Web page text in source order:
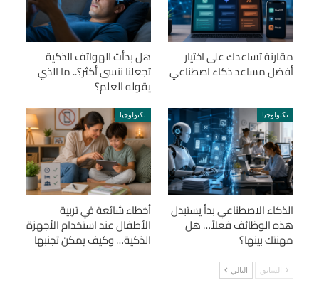
مقارنة تساعدك على اختيار
أفضل مساعد ذكاء اصطناعي
هل بدأت الهواتف الذكية
تجعلنا ننسى أكثر؟.. ما الذي
يقوله العلم؟
تكنولوجيا
الذكاء الاصطناعي بدأ يستبدل
هذه الوظائف فعلاً… هل
مهنتك بينها؟
تكنولوجيا
أخطاء شائعة في تربية
الأطفال عند استخدام الأجهزة
الذكية… وكيف يمكن تجنبها
السابق التالي